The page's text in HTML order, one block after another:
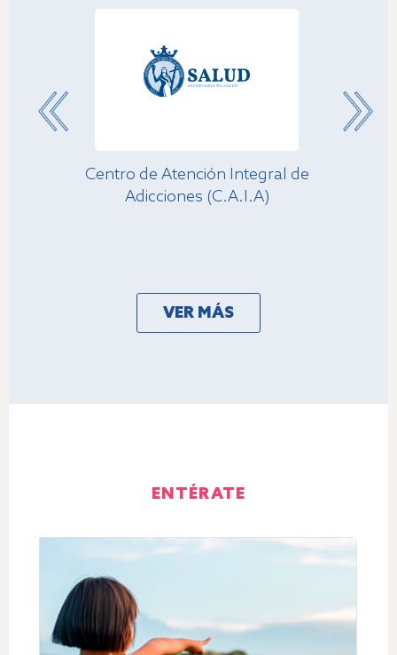
Centro de Atención Integral de
Adicciones (C.A.I.A)
VER MÁS
ENTÉRATE